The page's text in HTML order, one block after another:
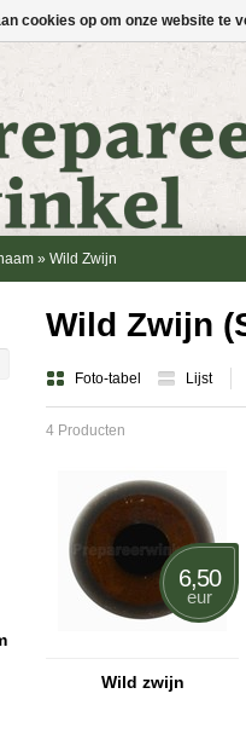
» Wild Zwijn
Wild Zwijn
Foto-tabel Lijst
4 Producten
6,50
eur
Wild zwijn
cookies op om onze website te